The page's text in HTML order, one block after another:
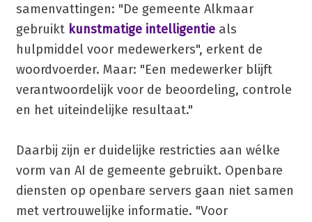
samenvattingen: "De gemeente Alkmaar
gebruikt kunstmatige intelligentieals
hulpmiddel voor medewerkers", erkent de
woordvoerder. Maar: "Een medewerker blijft
verantwoordelijk voor de beoordeling, controle
en het uiteindelijke resultaat."
Daarbij zijn er duidelijke restricties aan wélke
vorm van AI de gemeente gebruikt. Openbare
diensten op openbare servers gaan niet samen
met vertrouwelijke informatie. "Voor